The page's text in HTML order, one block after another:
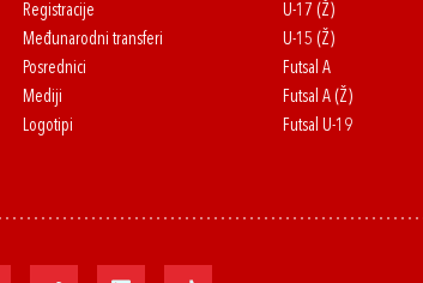
Registracije
Međunarodni transferi
Posrednici
Mediji
Logotipi
U-17 (Ž)
U-15 (Ž)
Futsal A
Futsal A (Ž)
Futsal U-19